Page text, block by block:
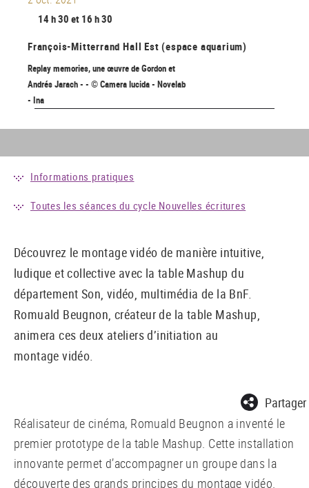
14 h 30 et 16 h 30
François-Mitterrand Hall Est (espace aquarium)
Replay memories, une œuvre de Gordon et
Andrés Jarach - - © Camera lucida - Novelab
- Ina
Informations pratiques
Toutes les séances du cycle Nouvelles écritures
Découvrez le montage vidéo de manière intuitive,
ludique et collective avec la table Mashup du
département Son, vidéo, multimédia de la BnF.
Romuald Beugnon, créateur de la table Mashup,
animera ces deux ateliers d’initiation au
montage vidéo.
Partager
Réalisateur de cinéma, Romuald Beugnon a inventé le
premier prototype de la table Mashup. Cette installation
innovante permet d’accompagner un groupe dans la
découverte des grands principes du montage vidéo.